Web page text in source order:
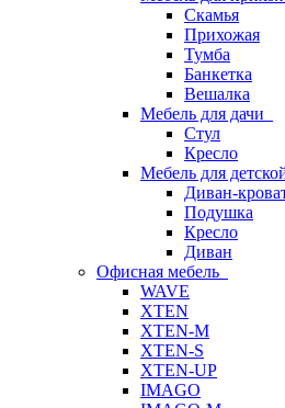
Скамья
Прихожая
Тумба
Банкетка
Вешалка
Мебель для дачи
Стул
Кресло
Мебель для
Диван-
Подушка
Кресло
Диван
Офисная мебель
WAVE
XTEN
XTEN-M
XTEN-S
XTEN-UP
IMAGO